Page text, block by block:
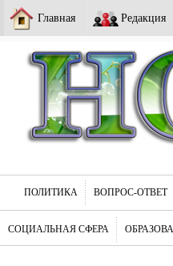
Главная Редакция
ПОЛИТИКА ВОПРОС-ОТВЕТ
СОЦИАЛЬНАЯ СФЕРА